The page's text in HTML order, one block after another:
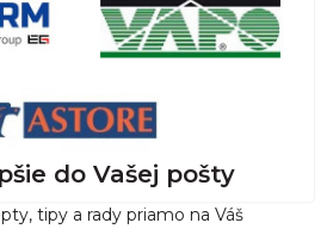
do Vašej pošty
tipy a rady priamo na Váš